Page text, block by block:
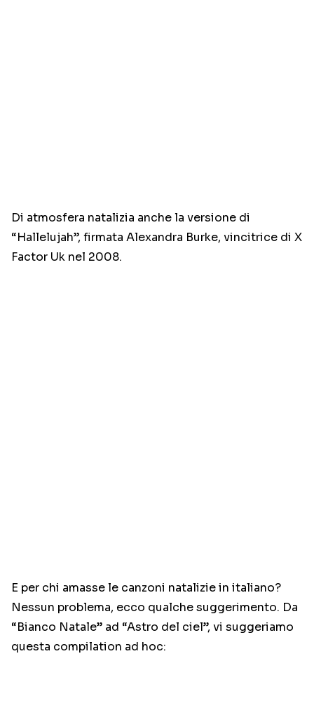
Di atmosfera natalizia anche la versione di
“Hallelujah”, firmata Alexandra Burke, vincitrice di X
Factor Uk nel 2008.
E per chi amasse le canzoni natalizie in italiano?
Nessun problema, ecco qualche suggerimento. Da
“Bianco Natale” ad “Astro del ciel”, vi suggeriamo
questa compilation ad hoc: